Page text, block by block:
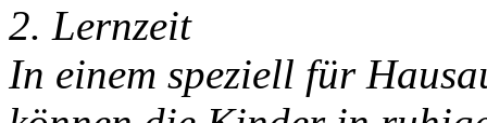
2. Lernzeit
In einem speziell für